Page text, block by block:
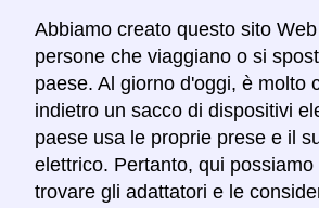
Abbiamo creato questo sito
persone che viaggiano o si
paese. Al giorno d'oggi, è molto
indietro un sacco di dispositivi
paese usa le proprie prese e il
elettrico. Pertanto, qui possiamo
trovare gli adattatori e le